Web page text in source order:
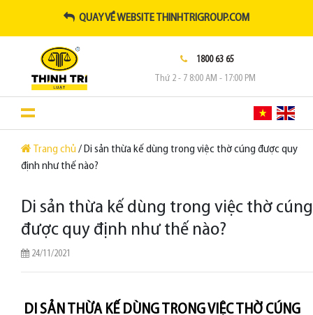
QUAY VỀ WEBSITE THINHTRIGROUP.COM
1800 63 65
Thứ 2 - 7 8:00 AM - 17:00 PM
Trang chủ / Di sản thừa kế dùng trong việc thờ cúng được quy
định như thế nào?
Di sản thừa kế dùng trong việc thờ cúng
được quy định như thế nào?
24/11/2021
DI SẢN THỪA KẾ DÙNG TRONG VIỆC THỜ CÚNG